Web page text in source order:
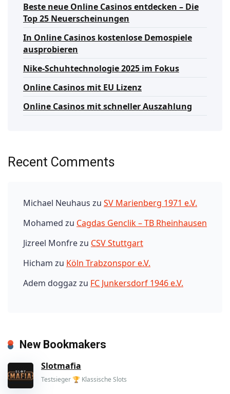
Beste neue Online Casinos entdecken – Die
Top 25 Neuerscheinungen
In Online Casinos kostenlose Demospiele
ausprobieren
Nike-Schuhtechnologie 2025 im Fokus
Online Casinos mit EU Lizenz
Online Casinos mit schneller Auszahlung
Recent Comments
Michael Neuhaus zu SV Marienberg 1971 e.V.
Mohamed zu Cagdas Genclik – TB Rheinhausen
Jizreel Monfrezu CSV Stuttgart
Hicham zu Köln Trabzonspor e.V.
Adem doggaz zu FC Junkersdorf 1946 e.V.
New Bookmakers
Slotmafia
Testsieger 🏆 Klassische Slots